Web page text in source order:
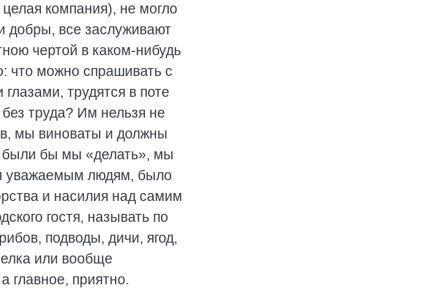
компания), не могло
добры, все заслуживают
чертой в каком-нибудь
что можно спрашивать с
трудятся в поте
труда? Им нельзя не
мы виноваты и должны
были бы мы «делать», мы
уважаемым людям, было
и насилия над самим
гостя, называть по
подводы, дичи, ягод,
или вообще
главное, приятно.